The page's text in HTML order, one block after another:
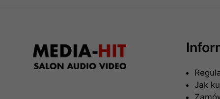
Jak